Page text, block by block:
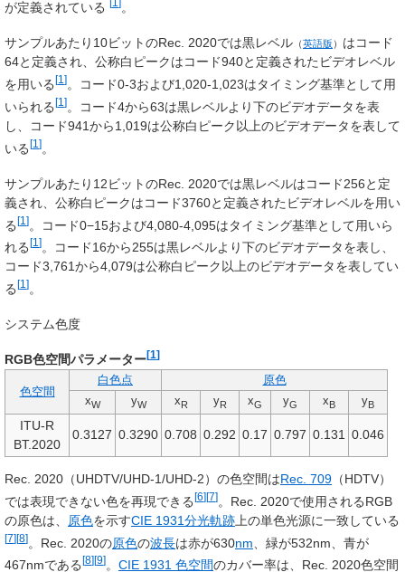
が定義されている
。
サンプルあたり10ビットのRec. 2020では黒レベル （英語版 ） はコード
64と定義され、公称白ピークはコード940と定義されたビデオレベル
を用いる [1 ] 。コード0-3および1,020-1,023はタイミング基準として用
いられる[1 ]。コード4から63は黒レベルより下のビデオデータを表
し、コード941から1,019は公称白ピーク以上のビデオデータを表して
いる[1 ]。
サンプルあたり12ビットのRec. 2020では黒レベルはコード256と定
義され、公称白ピークはコード3760と定義されたビデオレベルを用い
る[1 ]。コード0−15および4,080-4,095はタイミング基準として用いら
れる [1 ] 。コード16から255は黒レベルより下のビデオデータを表し、
コード3,761から4,079は公称白ピーク以上のビデオデータを表してい
る [1 ] 。
システム色度
RGB色空間パラメーター[1]
色空間
白色点
原色
xW yW xR yR xG yG xB yB
ITU-R
BT.2020
0.3127 0.3290 0.708 0.292 0.17 0.797 0.131 0.046
Rec. 2020（UHDTV/UHD-1/UHD-2）の色空間はRec. 709 （HDTV）
では表現できない色を再現できる[6][7]。Rec. 2020で使用されるRGB
の原色は、
原色を示すCIE 1931分光軌跡 上の単色光源に一致している
[7][8]。Rec. 2020の原色の波長は赤が630nm 、緑が532nm、青が
467nmである [8][9] 。 CIE 1931 色空間のカバー率は、Rec. 2020色空間